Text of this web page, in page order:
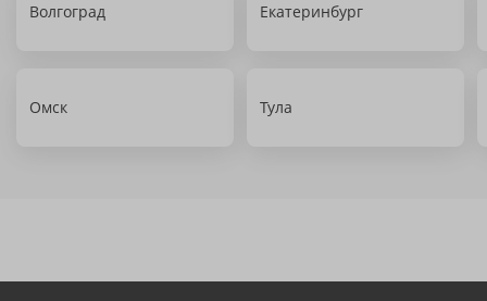
Волгоград Екатеринбург
Омск Тула